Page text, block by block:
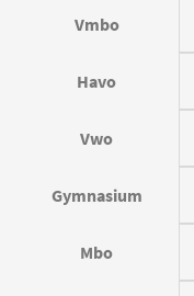
Vmbo
Havo
Vwo
Gymnasium
Mbo